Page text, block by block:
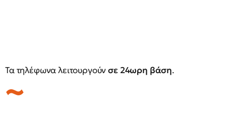
Τα τηλέφωνα λειτουργούνσε 24ωρη βάση.